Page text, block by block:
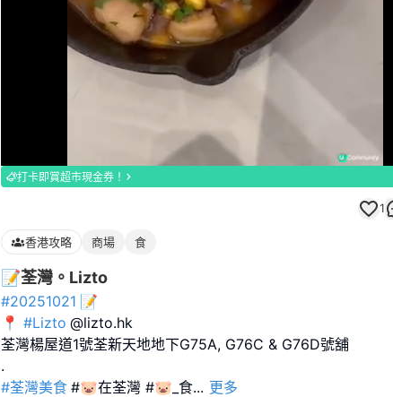
Loaded
100.00%
打卡即賞超市現金券！
1
香港攻略 商場 食
📝荃灣。Lizto
#20251021 📝
📍 #Lizto @lizto.hk
荃灣楊屋道1號荃新天地地下G75A, G76C & G76D號舖
#荃灣美食 #🐷在荃灣 #🐷_食... 更多